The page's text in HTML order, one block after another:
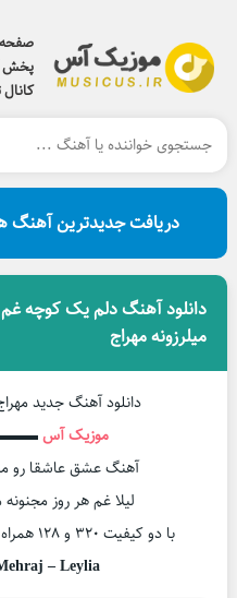
پخش
کانال
دریافت جدیدترین آهنگ
دانلود آهنگ دلم یک کوچه غم
میلرزونه مهراج
دانلود آهنگ جدید
موزیک آس
آهنگ عشق عاشقا رو
لیلا غم هر روز
با دو کیفیت ۳۲۰ و ۱۲۸ همراه متن کامل آهنگ در موزیک آس
– Leylia